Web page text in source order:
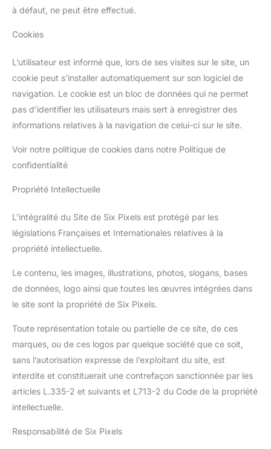
à défaut, ne peut être effectué.
Cookies
L’utilisateur est informé que, lors de ses visites sur le site, un
cookie peut s’installer automatiquement sur son logiciel de
navigation. Le cookie est un bloc de données qui ne permet
pas d’identifier les utilisateurs mais sert à enregistrer des
informations relatives à la navigation de celui-ci sur le site.
Voir notre politique de cookies dans notre Politique de
confidentialité
Propriété Intellectuelle
L’intégralité du Site de Six Pixels est protégé par les
législations Françaises et Internationales relatives à la
propriété intellectuelle.
Le contenu, les images, illustrations, photos, slogans, bases
de données, logo ainsi que toutes les œuvres intégrées dans
le site sont la propriété de Six Pixels.
Toute représentation totale ou partielle de ce site, de ces
marques, ou de ces logos par quelque société que ce soit,
sans l’autorisation expresse de l’exploitant du site, est
interdite et constituerait une contrefaçon sanctionnée par les
articles L.335-2 et suivants et L713-2 du Code de la propriété
intellectuelle.
Responsabilité de Six Pixels